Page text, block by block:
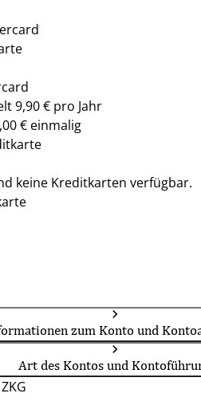
9,90 € pro Jahr
€ einmalig
keine Kreditkarten verfügbar.
zum Konto und
Art des Kontos und